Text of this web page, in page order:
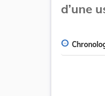
d’une